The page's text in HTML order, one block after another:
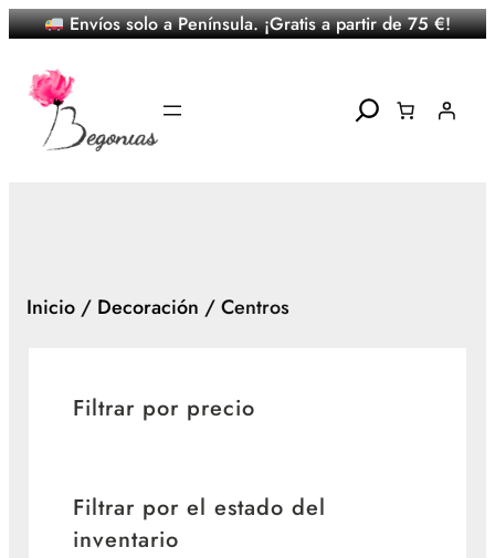
Envíos solo a Península. ¡Gratis a partir de 75 €!
contenido
Search
Inicio / Decoración / Centros
Filtrar por precio
Filtrar por el estado del
inventario